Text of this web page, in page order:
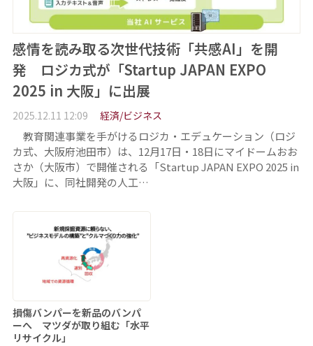
感情を読み取る次世代技術「共感AI」を開
発 ロジカ式が「Startup JAPAN EXPO
2025 in 大阪」に出展
2025.12.11 12:09 経済/ビジネス
教育関連事業を手がけるロジカ・エデュケーション（ロジ
カ式、大阪府池田市）は、12月17日・18日にマイドームおお
さか（大阪市）で開催される「Startup JAPAN EXPO 2025 in
大阪」に、同社開発の人工…
損傷バンパーを新品のバンパ
ーへ マツダが取り組む「水平
リサイクル」